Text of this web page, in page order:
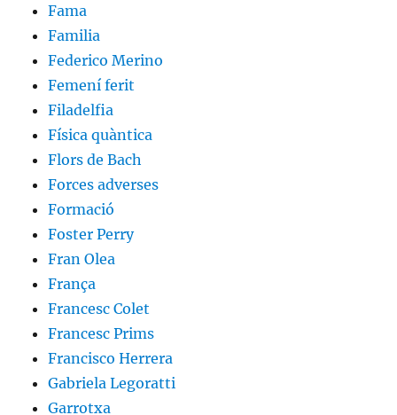
Fama
Familia
Federico Merino
Femení ferit
Filadelfia
Física quàntica
Flors de Bach
Forces adverses
Formació
Foster Perry
Fran Olea
França
Francesc Colet
Francesc Prims
Francisco Herrera
Gabriela Legoratti
Garrotxa